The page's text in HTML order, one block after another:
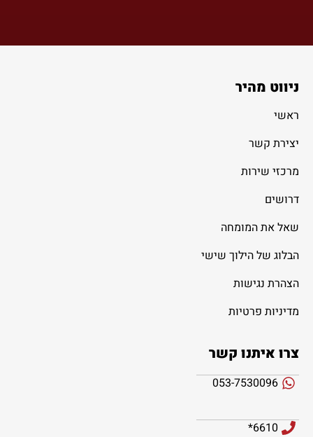
ניווט מהיר
ראשי
יצירת קשר
מרכזי שירות
דרושים
שאל את המומחה
הבלוג של הילוך שישי
הצהרת נגישות
מדיניות פרטיות
צרו איתנו קשר
053-7530096
6610*